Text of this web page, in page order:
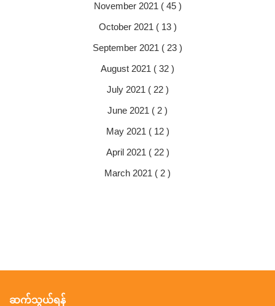
November 2021 ( 45 )
October 2021 ( 13 )
September 2021 ( 23 )
August 2021 ( 32 )
July 2021 ( 22 )
June 2021 ( 2 )
May 2021 ( 12 )
April 2021 ( 22 )
March 2021 ( 2 )
ဆက်သွယ်ရန်